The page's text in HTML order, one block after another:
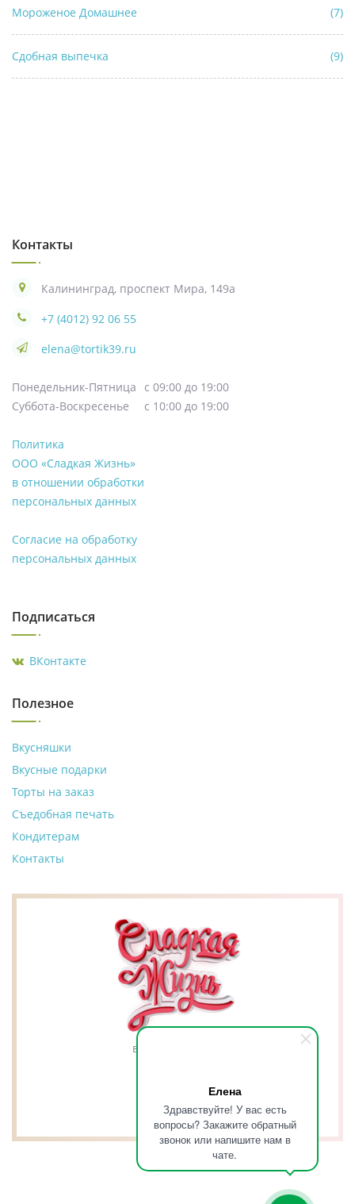
Елена
Здравствуйте! У вас есть
вопросы? Закажите обратный
звонок или напишите нам в
чате.
Мороженое Домашнее (7)
Сдобная выпечка (9)
Контакты
Калининград, проспект Мира, 149а
+7 (4012) 92 06 55
elena@tortik39.ru
Понедельник-Пятница
с 09:00 до 19:00
Суббота-Воскресенье
с 10:00 до 19:00
Политика
ООО «Сладкая Жизнь»
в отношении обработки
персональных данных
Согласие на обработку
персональных данных
Подписаться
ВКонтакте
Полезное
Вкусняшки
Вкусные подарки
Торты на заказ
Съедобная печать
Кондитерам
Контакты
вкусно это к нам